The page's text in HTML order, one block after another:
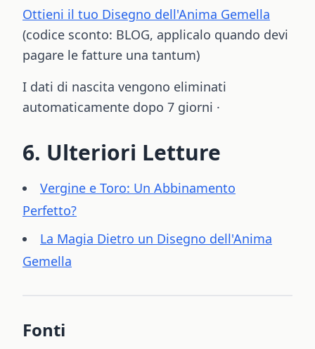
Ottieni il tuo Disegno dell'Anima Gemella
(codice sconto: BLOG, applicalo quando devi
pagare le fatture una tantum)
I dati di nascita vengono eliminati
automaticamente dopo 7 giorni ·
6. Ulteriori Letture
Vergine e Toro: Un Abbinamento
Perfetto?
La Magia Dietro un Disegno dell'Anima
Gemella
Fonti